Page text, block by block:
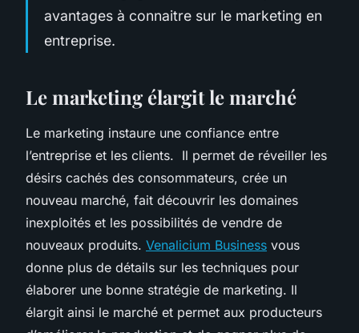
avantages à connaitre sur le marketing en
entreprise.
Le marketing élargit le marché
Le marketing instaure une confiance entre
l’entreprise et les clients. Il permet de réveiller les
désirs cachés des consommateurs, crée un
nouveau marché, fait découvrir les domaines
inexploités et les possibilités de vendre de
nouveaux produits. Venalicium Business vous
donne plus de détails sur les techniques pour
élaborer une bonne stratégie de marketing. Il
élargit ainsi le marché et permet aux producteurs